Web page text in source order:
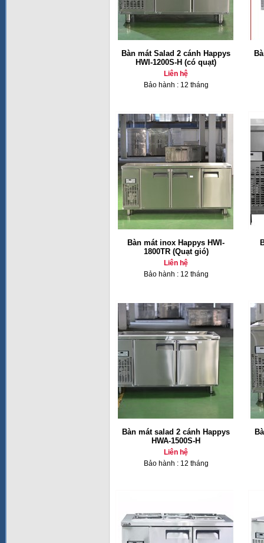
Bàn mát Salad 2 cánh Happys
HWI-1200S-H (có quạt)
Liên hệ
Bảo hành : 12 tháng
Bàn mát inox Happys HWI-
1800TR (Quạt gió)
Liên hệ
Bảo hành : 12 tháng
Bàn mát salad 2 cánh Happys
HWA-1500S-H
Liên hệ
Bảo hành : 12 tháng